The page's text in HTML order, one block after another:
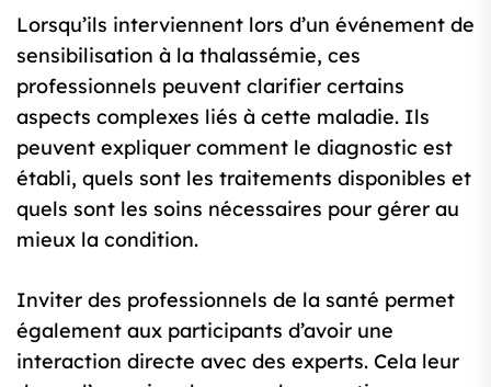
Lorsqu’ils interviennent lors d’un événement de
sensibilisation à la thalassémie, ces
professionnels peuvent clarifier certains
aspects complexes liés à cette maladie. Ils
peuvent expliquer comment le diagnostic est
établi, quels sont les traitements disponibles et
quels sont les soins nécessaires pour gérer au
mieux la condition.
Inviter des professionnels de la santé permet
également aux participants d’avoir une
interaction directe avec des experts. Cela leur